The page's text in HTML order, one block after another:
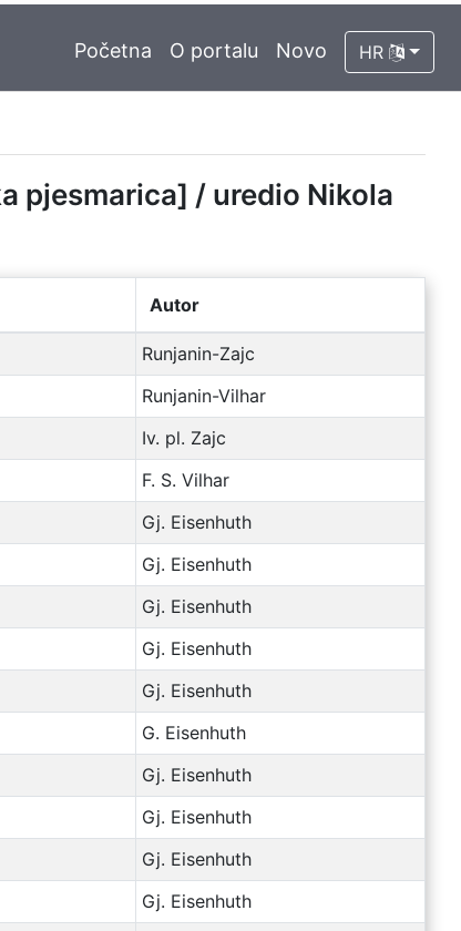
Početna O portalu Novo HR
pjesmarica] / uredio Nikola
Autor
Runjanin-Zajc
Runjanin-Vilhar
Iv. pl. Zajc
F. S. Vilhar
Gj. Eisenhuth
Gj. Eisenhuth
Gj. Eisenhuth
Gj. Eisenhuth
Gj. Eisenhuth
G. Eisenhuth
Gj. Eisenhuth
Gj. Eisenhuth
Gj. Eisenhuth
Gj. Eisenhuth